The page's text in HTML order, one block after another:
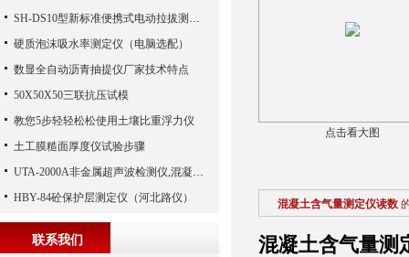
点击看大图
混凝土含气量测定仪读数
混凝土含气量测
SH-DS10型新标准便携式电动拉拔测试仪
硬质泡沫吸水率测定仪（电脑选配）
数显全自动沥青抽提仪厂家技术特点
50X50X50三联抗压试模
教您5步轻轻松松使用土壤比重浮力仪
土工膜糙面厚度仪试验步骤
UTA-2000A非金属超声波检测仪,混凝土超声波检测仪,非金属超声分析仪（河北路仪）
HBY-84砼保护层测定仪（河北路仪）
联系我们